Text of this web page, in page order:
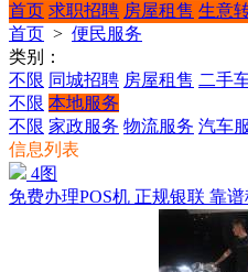
首页 求职招聘 房屋租售 生意
首页 > 便民服务
类别：
不限 同城招聘 房屋租售 二手
不限 本地服务
不限 家政服务 物流服务 汽车
信息列表
4图
免费办理POS机 正规银联 靠